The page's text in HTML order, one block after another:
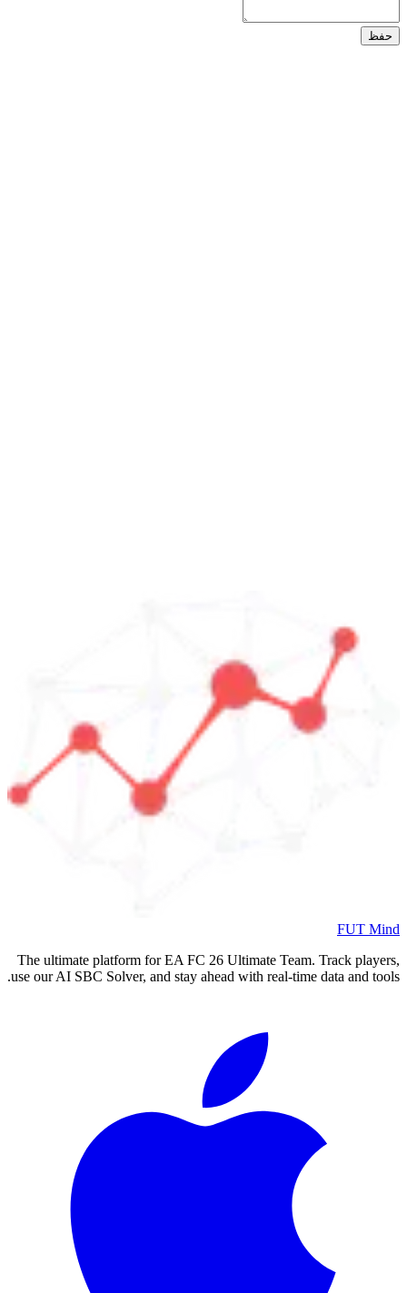
The ultimate platform for EA FC
use our AI SBC Solver, and stay